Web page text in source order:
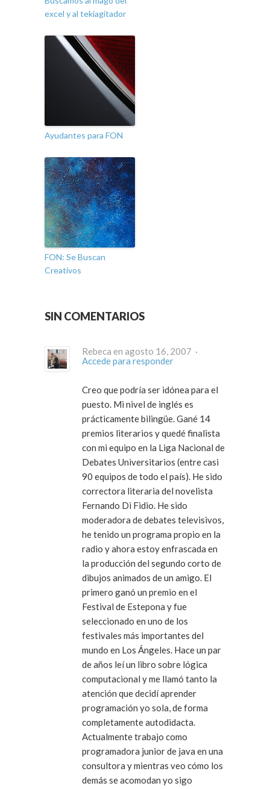
excel y al tekiagitador
Ayudantes para FON
FON: Se Buscan
Creativos
SIN COMENTARIOS
Rebeca en agosto 16, 2007 ·
Accede para responder
Creo que podría ser idónea para el
puesto. Mi nivel de inglés es
prácticamente bilingüe. Gané 14
premios literarios y quedé finalista
con mi equipo en la Liga Nacional de
Debates Universitarios (entre casi
90 equipos de todo el país). He sido
correctora literaria del novelista
Fernando Di Fidio. He sido
moderadora de debates televisivos,
he tenido un programa propio en la
radio y ahora estoy enfrascada en
la producción del segundo corto de
dibujos animados de un amigo. El
primero ganó un premio en el
Festival de Estepona y fue
seleccionado en uno de los
festivales más importantes del
mundo en Los Ángeles. Hace un par
de años leí un libro sobre lógica
computacional y me llamó tanto la
atención que decidí aprender
programación yo sola, de forma
completamente autodidacta.
Actualmente trabajo como
programadora junior de java en una
consultora y mientras veo cómo los
demás se acomodan yo sigo